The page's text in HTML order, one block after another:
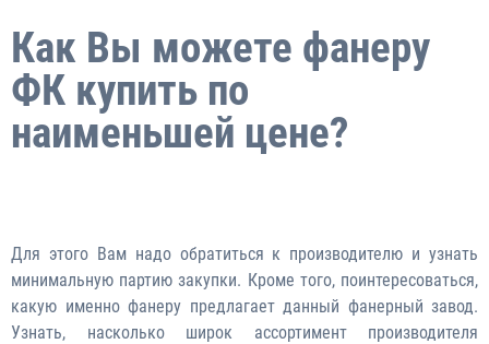
Как Вы можете фанеру
ФК купить по
наименьшей цене?
Для этого Вам надо обратиться к производителю и узнать
минимальную партию закупки. Кроме того, поинтересоваться,
какую именно фанеру предлагает данный фанерный завод.
Узнать, насколько широк ассортимент производителя